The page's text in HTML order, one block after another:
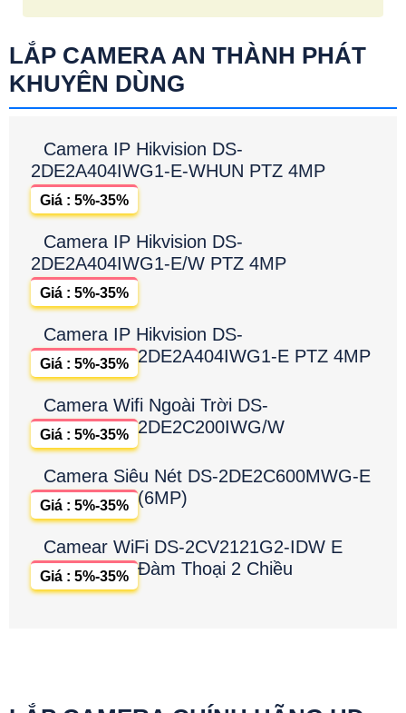
LẮP CAMERA AN THÀNH PHÁT
KHUYÊN DÙNG
Camera IP Hikvision DS-
2DE2A404IWG1-E-WHUN PTZ 4MP
Giá : 5%-35%
Camera IP Hikvision DS-
2DE2A404IWG1-E/W PTZ 4MP
Giá : 5%-35%
Camera IP Hikvision DS-
2DE2A404IWG1-E PTZ 4MP
Giá : 5%-35%
Camera Wifi Ngoài Trời DS-
2DE2C200IWG/W
Giá : 5%-35%
Camera Siêu Nét DS-2DE2C600MWG-E
(6MP)
Giá : 5%-35%
Camear WiFi DS-2CV2121G2-IDW E
Đàm Thoại 2 Chiều
Giá : 5%-35%